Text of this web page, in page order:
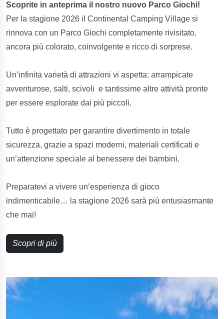
Scoprite in anteprima il nostro nuovo Parco Giochi!
Per la stagione 2026 il Continental Camping Village si
rinnova con un Parco Giochi completamente rivisitato,
ancora più colorato, coinvolgente e ricco di sorprese.
Un’infinita varietà di attrazioni vi aspetta: arrampicate
avventurose, salti, scivoli e tantissime altre attività pronte
per essere esplorate dai più piccoli.
Tutto è progettato per garantire divertimento in totale
sicurezza, grazie a spazi moderni, materiali certificati e
un’attenzione speciale al benessere dei bambini.
Preparatevi a vivere un’esperienza di gioco
indimenticabile… la stagione 2026 sarà più entusiasmante
che mai!
Scopri di più